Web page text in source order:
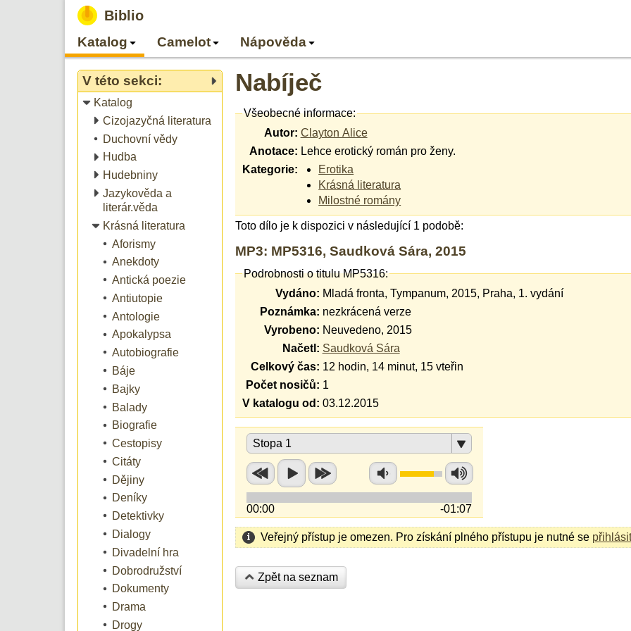
Biblio
Katalog Camelot Nápověda
V této sekci:
Katalog
Cizojazyčná literatura
Duchovní vědy
Hudba
Hudebniny
Jazykověda a
literár.věda
Krásná literatura
Aforismy
Anekdoty
Antická poezie
Antiutopie
Antologie
Apokalypsa
Autobiografie
Báje
Bajky
Balady
Biografie
Cestopisy
Citáty
Dějiny
Deníky
Detektivky
Dialogy
Divadelní hra
Dobrodružství
Dokumenty
Drama
Drogy
Nabíječ
Všeobecné informace:
Autor: Clayton Alice
Anotace: Lehce erotický román pro ženy.
Kategorie:
Erotika
Krásná literatura
Milostné romány
Toto dílo je k dispozici v následující 1 podobě:
MP3: MP5316, Saudková Sára, 2015
Podrobnosti o titulu MP5316:
Vydáno: Mladá fronta, Tympanum, 2015, Praha, 1. vydání
Poznámka: nezkrácená verze
Vyrobeno: Neuvedeno, 2015
Načetl: Saudková Sára
Celkový čas: 12 hodin, 14 minut, 15 vteřin
Počet nosičů: 1
V katalogu od: 03.12.2015
Stopa 1
00:00 -01:07
Veřejný přístup je omezen. Pro získání plného přístupu je nutné se přihlásit
Zpět na seznam